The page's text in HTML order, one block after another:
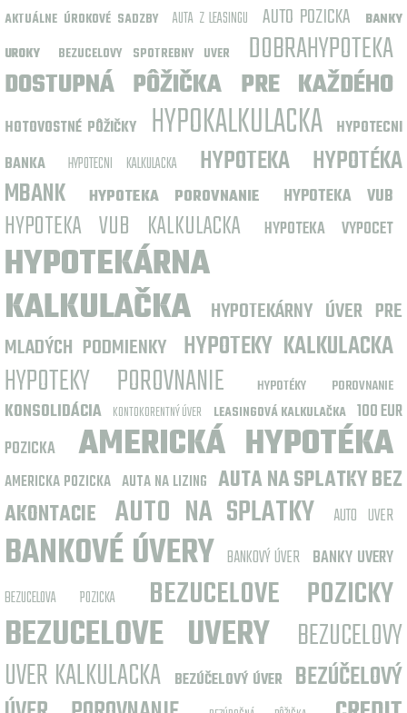
AKTUÁLNE ÚROKOVÉ SADZBY AUTA Z LEASINGU AUTO POZICKA
BANKY
UROKY
BEZUCELOVY SPOTREBNY UVER DOBRAHYPOTEKA
DOSTUPNÁ PÔŽIČKA PRE KAŽDÉHO
HOTOVOSTNÉ PÔŽIČKY HYPOKALKULACKA
HYPOTECNI
BANKA
HYPOTECNI KALKULACKA HYPOTEKA
HYPOTÉKA
MBANK
HYPOTEKA POROVNANIE HYPOTEKA VUB
HYPOTEKA VUB KALKULACKA HYPOTEKA VYPOCET
HYPOTEKÁRNA
KALKULAČKA
HYPOTEKÁRNY ÚVER PRE
MLADÝCH PODMIENKY HYPOTEKY KALKULACKA
HYPOTEKY POROVNANIE HYPOTÉKY POROVNANIE
KONSOLIDÁCIA KONTOKORENTNÝ ÚVER LEASINGOVÁ KALKULAČKA 100 EUR
POZICKA
AMERICKÁ HYPOTÉKA
AMERICKA POZICKA AUTA NA LIZING AUTA NA SPLATKY BEZ
AKONTACIE
AUTO NA SPLATKY AUTO UVER
BANKOVÉ ÚVERY BANKOVÝ ÚVER BANKY UVERY
BEZUCELOVA POZICKA BEZUCELOVE POZICKY
BEZUCELOVE UVERY
BEZUCELOVY
UVER KALKULACKA
BEZÚČELOVÝ ÚVER BEZÚČELOVÝ